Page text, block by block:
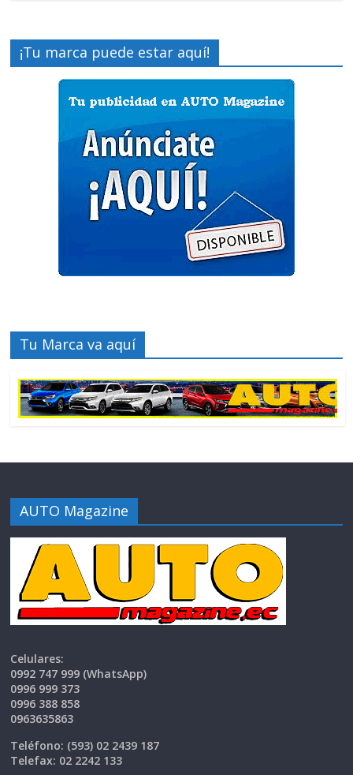
¡Tu marca puede estar aquí!
Tu Marca va aquí
AUTO Magazine
Celulares:
0992 747 999 (WhatsApp)
0996 999 373
0996 388 858
0963635863
Teléfono: (593) 02 2439 187
Telefax: 02 2242 133